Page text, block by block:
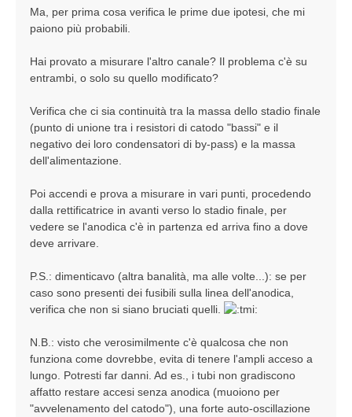
Ma, per prima cosa verifica le prime due ipotesi, che mi
paiono più probabili.
Hai provato a misurare l'altro canale? Il problema c'è su
entrambi, o solo su quello modificato?
Verifica che ci sia continuità tra la massa dello stadio finale
(punto di unione tra i resistori di catodo "bassi" e il
negativo dei loro condensatori di by-pass) e la massa
dell'alimentazione.
Poi accendi e prova a misurare in vari punti, procedendo
dalla rettificatrice in avanti verso lo stadio finale, per
vedere se l'anodica c'è in partenza ed arriva fino a dove
deve arrivare.
P.S.: dimenticavo (altra banalità, ma alle volte...): se per
caso sono presenti dei fusibili sulla linea dell'anodica,
verifica che non si siano bruciati quelli.
N.B.: visto che verosimilmente c'è qualcosa che non
funziona come dovrebbe, evita di tenere l'ampli acceso a
lungo. Potresti far danni. Ad es., i tubi non gradiscono
affatto restare accesi senza anodica (muoiono per
"avvelenamento del catodo"), una forte auto-oscillazione